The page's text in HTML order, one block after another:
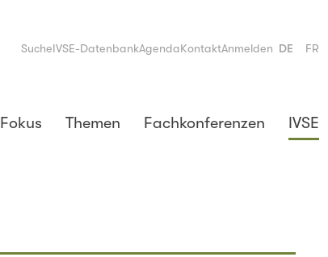
SucheIVSE-DatenbankAgendaKontaktAnmelden DE FR
Fokus Themen Fachkonferenzen IVSE